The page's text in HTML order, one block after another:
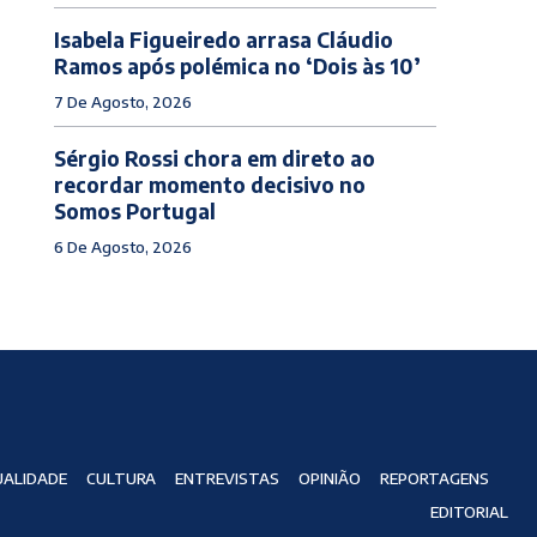
Isabela Figueiredo arrasa Cláudio
Ramos após polémica no ‘Dois às 10’
7 De Agosto, 2026
Sérgio Rossi chora em direto ao
recordar momento decisivo no
Somos Portugal
6 De Agosto, 2026
CULTURA ENTREVISTAS OPINIÃO
REPORTAGENS
EDITORIAL